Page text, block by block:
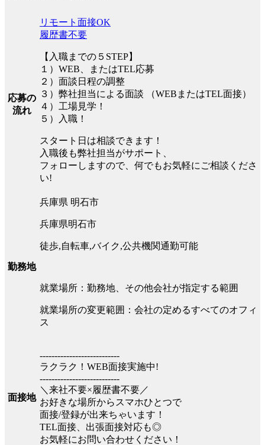
応募の
流れ
リモート面接OK
履歴書不要
【入職までの５STEP】
１）WEB、またはTEL応募
２）面談日程の調整
３）弊社担当による面談 （WEBまたはTEL面接）
４）工場見学！
５）入職！
スタート日は相談できます！
入職後も弊社担当がサポート、
フォローしますので、何でもお気軽にご相談くださ
い!
勤務地
兵庫県 明石市
兵庫県明石市
徒歩,自転車,バイク,公共機関通勤可能
就業場所：勤務地、その他会社が指定する範囲
就業場所の変更範囲：会社の定めるすべてのオフィ
ス
面接地
---------------------------
ラクラク！WEB面接実施中!
---------------------------
＼来社不要×履歴書不要／
お好きな場所からスマホひとつで
面接/登録が出来ちゃいます！
TEL面接、出張面接対応も◎
お気軽にお問い合わせください！